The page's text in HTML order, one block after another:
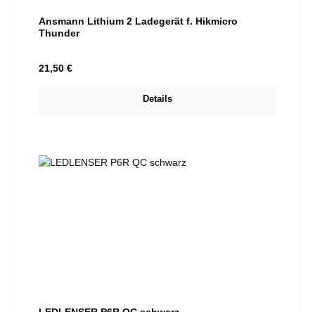
Ansmann Lithium 2 Ladegerät f. Hikmicro
Thunder
Regulärer Preis:
21,50 €
Details